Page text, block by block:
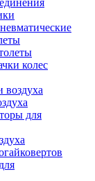
колес
воздуха
для